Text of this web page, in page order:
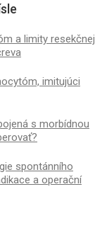
a limity resekčnej
imitujúci
s morbídnou
spontánního
a operační